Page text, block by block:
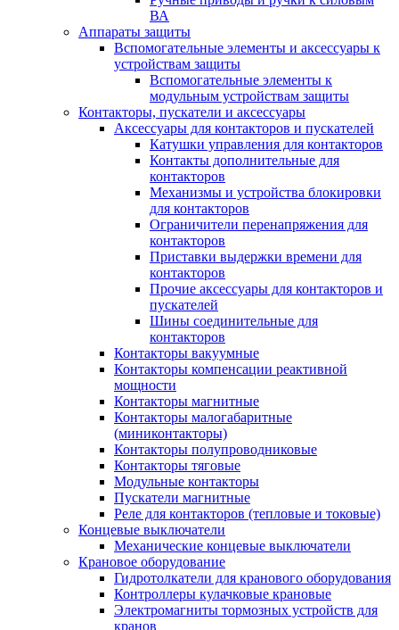
ВА
Аппараты защиты
Вспомогательные элементы и аксессуары к
устройствам защиты
Вспомогательные элементы к
модульным устройствам защиты
Контакторы, пускатели и аксессуары
Аксессуары для контакторов и пускателей
Катушки управления для контакторов
Контакты дополнительные для
контакторов
Механизмы и устройства блокировки
для контакторов
Ограничители перенапряжения для
контакторов
Приставки выдержки времени для
контакторов
Прочие аксессуары для контакторов и
пускателей
Шины соединительные для
контакторов
Контакторы вакуумные
Контакторы компенсации реактивной
мощности
Контакторы магнитные
Контакторы малогабаритные
(миниконтакторы)
Контакторы полупроводниковые
Контакторы тяговые
Модульные контакторы
Пускатели магнитные
Реле для контакторов (тепловые и токовые)
Концевые выключатели
Механические концевые выключатели
Крановое оборудование
Гидротолкатели для кранового оборудования
Контроллеры кулачковые крановые
Электромагниты тормозных устройств для
кранов